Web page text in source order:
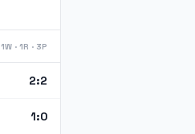
1W · 1R · 3P
2:2
1:0